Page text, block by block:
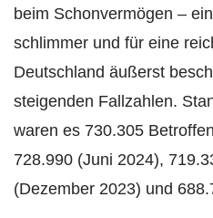
beim Schonvermögen –
schlimmer und für eine
Deutschland äußerst
steigenden Fallzahlen.
waren es 730.305
728.990 (Juni 2024),
(Dezember 2023) und